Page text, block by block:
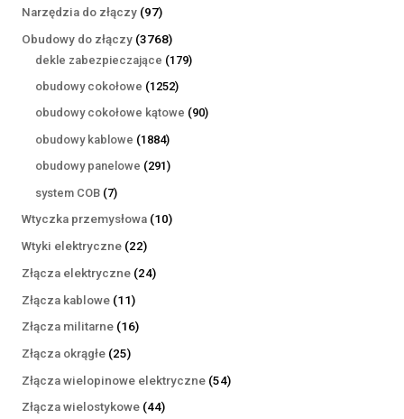
Narzędzia do złączy 9797
produktów
Obudowy do złączy 37683768
produktów
dekle zabezpieczające 179179
obudowy cokołowe 12521252
produkty
obudowy cokołowe kątowe 9090
obudowy kablowe 18841884
produkty
obudowy panelowe 291291
system COB 77
produktów
Wtyczka przemysłowa 1010
Wtyki elektryczne 2222
produkty
Złącza elektryczne 2424
Złącza kablowe 1111
produktów
Złącza militarne 1616
Złącza okrągłe 2525
produktów
Złącza wielopinowe elektryczne 5454
Złącza wielostykowe 4444